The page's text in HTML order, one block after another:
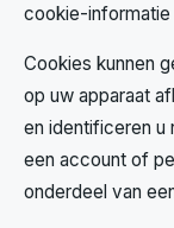
cookie-
Cookies kunnen
op uw apparaat
en identificeren u
een account of
onderdeel van